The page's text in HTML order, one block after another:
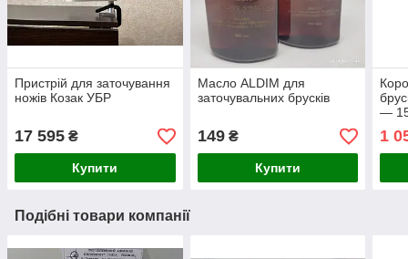
Пристрій для заточування
ножів Козак УБР
17 595 ₴
Купити
Масло ALDIM для
заточувальних брусків
149₴
Купити
—
1
Подібні товари компанії